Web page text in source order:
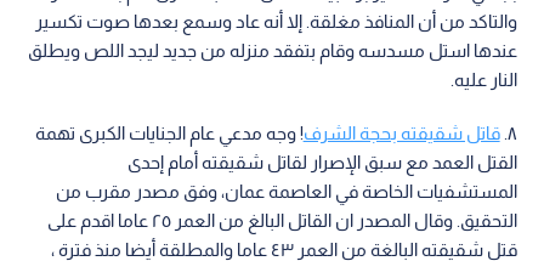
والتاكد من أن المنافذ مغلقة. إلا أنه عاد وسمع بعدها صوت تكسير
عندها استل مسدسه وقام بتفقد منزله من جديد ليجد اللص ويطلق
النار عليه.
٨. قاتل شقيقته بحجة الشرف! وجه مدعي عام الجنايات الكبرى تهمة
القتل العمد مع سبق الإصرار لقاتل شقيقته أمام إحدى
المستشفيات الخاصة في العاصمة عمان، وفق مصدر مقرب من
التحقيق. وقال المصدر ان القاتل البالغ من العمر ٢٥ عاما اقدم على
قتل شقيقته البالغة من العمر ٤٣ عاما والمطلقة أيضا منذ فترة ،